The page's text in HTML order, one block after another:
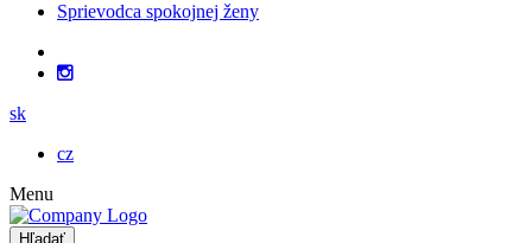
Sprievodca spokojnej ženy
sk
cz
Menu
Hľadať